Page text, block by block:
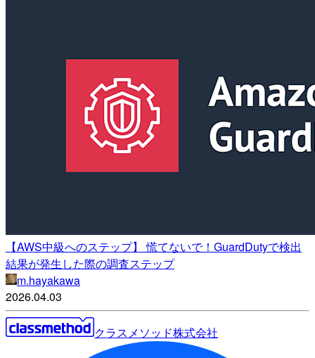
【AWS中級へのステップ】 慌てないで！GuardDutyで検出
結果が発生した際の調査ステップ
m.hayakawa
2026.04.03
クラスメソッド株式会社